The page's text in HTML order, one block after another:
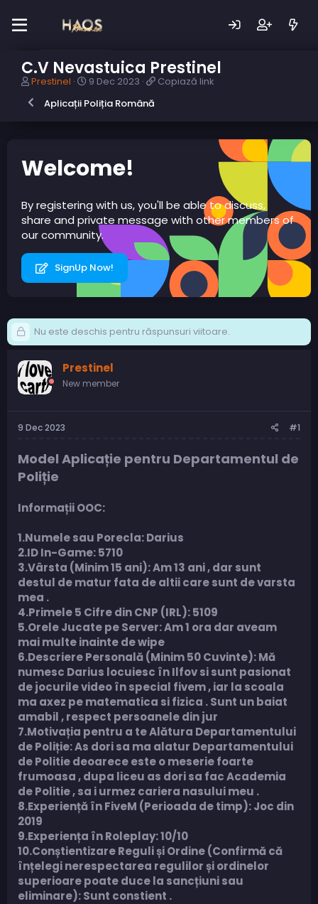
C.V Nevastuica Prestinel
A
t
u
b
c
t
Prestinel
D
t
a
9 Dec 2023
C
k
Copiază link
Aplicații Poliția Română
Welcome!
By registering with us, you'll be able to discuss,
share and private message with other members of
our community.
SignUp Now!
Nu este deschis pentru răspunsuri viitoare.
Prestinel
New member
9 Dec 2023 #1
Model Aplicație pentru Departamentul de
Poliție
Informații OOC:
1.Numele sau Porecla: Darius
2.ID In-Game: 5710
3.Vârsta (Minim 15 ani): Am 13 ani , dar sunt
destul de matur fata de altii care sunt de varsta
mea .
4.Primele 5 Cifre din CNP (IRL): 5109
5.Orele Jucate pe Server: Am 1 ora dar aveam
mai multe inainte de wipe
6.Descriere Personală (Minim 50 Cuvinte): Mă
numesc Darius locuiesc în Ilfov si sunt pasionat
de jocurile video în special fivem , iar la scoala
ma axez pe matematica si fizica . Sunt un baiat
amabil , respect persoanele din jur
7.Motivația pentru a te Alătura Departamentului
de Poliție: As dori sa ma alatur Departamentului
de Politie deoarece este o meserie foarte
frumoasa , dupa liceu as dori sa fac Academia
de Politie , sa i urmez cariera nasului meu .
8.Experiență în FiveM (Perioada de timp): Joc din
2019
9.Experiența în Roleplay: 10/10
10.Conștientizare Reguli și Ordine (Confirmă că
înțelegi nerespectarea regulilor și ordinelor
superioare poate duce la sancțiuni sau
eliminare): Sunt constient .